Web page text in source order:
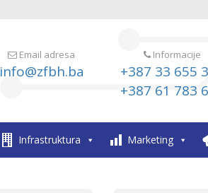
Email adresa
info@zfbh.ba
Informacije
+387 33 655
+387 61 783
Infrastruktura Marketing